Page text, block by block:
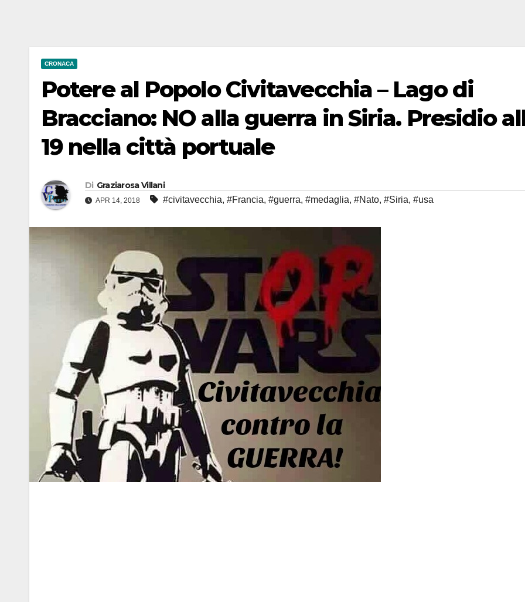
CRONACA
Potere al Popolo Civitavecchia – Lago di
Bracciano: NO alla guerra in Siria. Presidio
19 nella città portuale
Di Graziarosa Villani
APR 14, 2018 #civitavecchia, #Francia, #guerra, #medaglia, #Nato, #Siria, #usa